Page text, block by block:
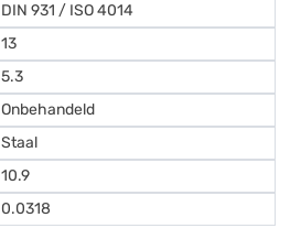
DIN 931 / ISO 4014
13
5.3
Onbehandeld
Staal
10.9
0.0318